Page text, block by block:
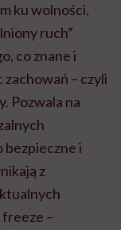
ku wolności,
ruch”
co znane i
– czyli
Pozwala na
bezpieczne i
z
–